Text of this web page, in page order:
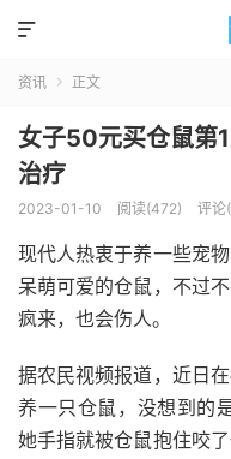

资讯  正文
女子50元买仓鼠第
治疗
2023-01-10 阅读(472) 评论
现代人热衷于养一些宠
呆萌可爱的仓鼠，不过
疯来，也会伤人。
据农民视频报道，近日
养一只仓鼠，没想到的
她手指就被仓鼠抱住咬